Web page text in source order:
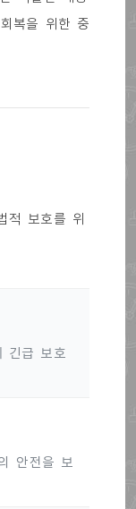
복을 위한 중
적 보호를 위
긴급 보호
안전을 보